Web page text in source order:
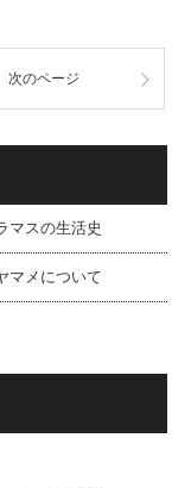
次のページ
マスの生活史
マメについて